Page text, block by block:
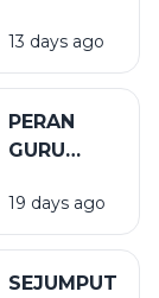
YANG TEPAT
13 days ago
PERAN
GURU
PENDIDIKAN
19 days ago
SEJUMPUT